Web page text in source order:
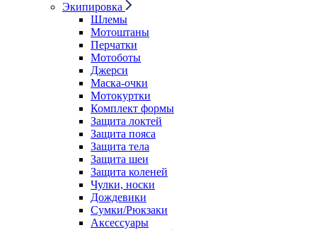
Экипировка
Шлемы
Мотоштаны
Перчатки
Мотоботы
Джерси
Маска-очки
Мотокуртки
Комплект формы
Защита локтей
Защита пояса
Защита тела
Защита шеи
Защита коленей
Чулки, носки
Дождевики
Сумки/Рюкзаки
Аксессуары